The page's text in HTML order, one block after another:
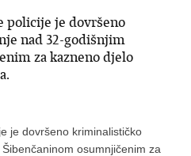
je dovršeno
nad 32-godišnjim
za kazneno djelo
je dovršeno kriminalističko
osumnjičenim za